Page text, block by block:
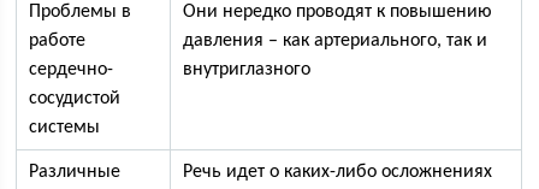
Проблемы в
работе
сердечно-
сосудистой
системы
Они нередко проводят к повышению
давления – как артериального, так и
внутриглазного
Различные
Речь идет о каких-либо осложнениях